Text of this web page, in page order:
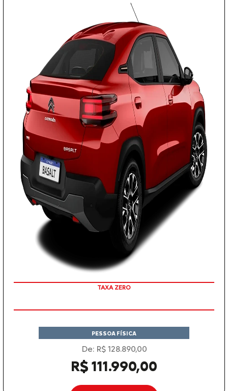
COM SEU USADO NA TROCA
PESSOA FÍSICA
De: R$ 128.890,00
R$ 111.990,00